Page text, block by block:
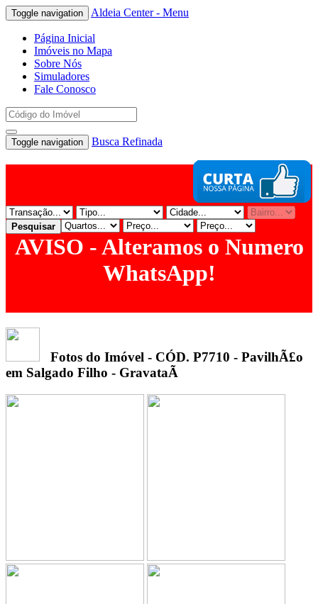
Toggle navigation Aldeia Center - Menu
Página Inicial
Imóveis no Mapa
Sobre Nós
Simuladores
Fale Conosco
Toggle navigation Busca Refinada
Pesquisar
AVISO - Alteramos o Numero
WhatsApp!
Fotos do Imóvel - CÓD. P7710 - PavilhÃ£o
em Salgado Filho - GravataÃ­